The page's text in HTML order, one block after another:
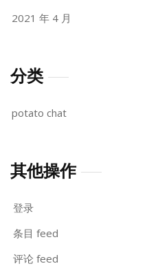
2021 年 4 月
分类
potato chat
其他操作
登录
条目 feed
评论 feed